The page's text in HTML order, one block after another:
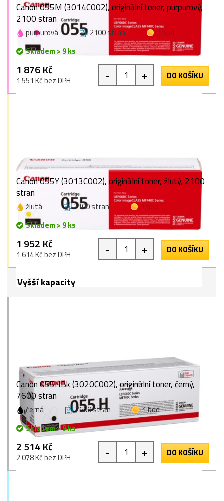
Canon 055M (3014C002), originální toner, purpurový,
2100 stran
purpurová 2100 stran
1 bod
Skladem > 9 ks
1 876 Kč
1 551 Kč bez DPH - + DO KOŠÍKU
Canon 055Y (3013C002), originální toner, žlutý, 2100
stran
žlutá 2100 stran
1 bod
Skladem > 9 ks
1 952 Kč
1 614 Kč bez DPH - + DO KOŠÍKU
Vyšší kapacity
Canon 055HBk (3020C002), originální toner, černý,
7600 stran
černá 7600 stran
1 bod
Skladem > 9 ks
2 514 Kč
2 078 Kč bez DPH - + DO KOŠÍKU